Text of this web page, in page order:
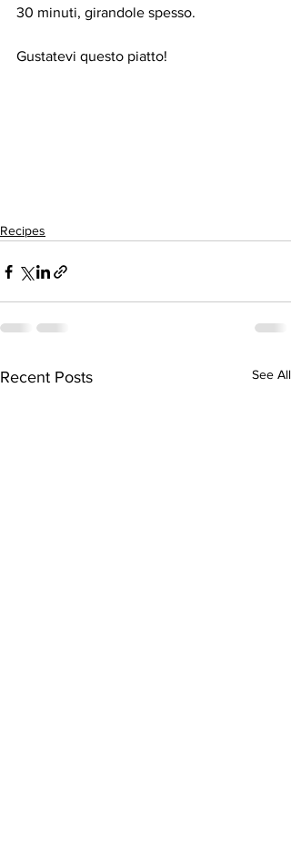
30 minuti, girandole spesso.
Gustatevi questo piatto!
Recipes
Recent Posts See All